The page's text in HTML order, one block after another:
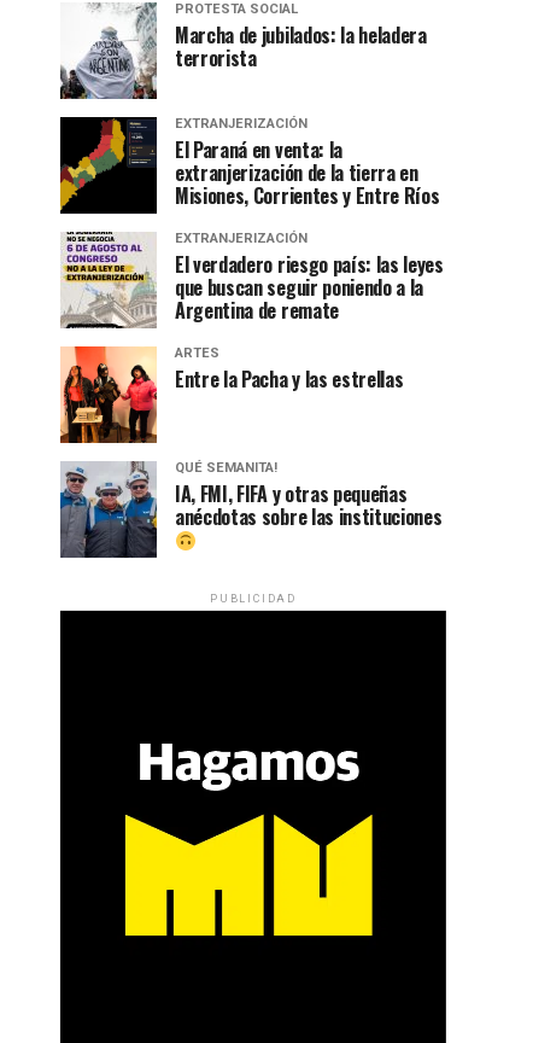
PROTESTA SOCIAL
Marcha de jubilados: la heladera
terrorista
EXTRANJERIZACIÓN
El Paraná en venta: la
extranjerización de la tierra en
Misiones, Corrientes y Entre Ríos
EXTRANJERIZACIÓN
El verdadero riesgo país: las leyes
que buscan seguir poniendo a la
Argentina de remate
ARTES
Entre la Pacha y las estrellas
QUÉ SEMANITA!
IA, FMI, FIFA y otras pequeñas
anécdotas sobre las instituciones
PUBLICIDAD